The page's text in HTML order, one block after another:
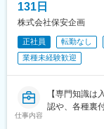
◎国内トップ
・当行は地方
スのアレンジ
確立しています
高い専門性を
◎ソリューシ
131日
株式会社保安企画
正社員 転勤なし
業種未経験歓迎
仕事内容
【専門知識
認や、各種裏